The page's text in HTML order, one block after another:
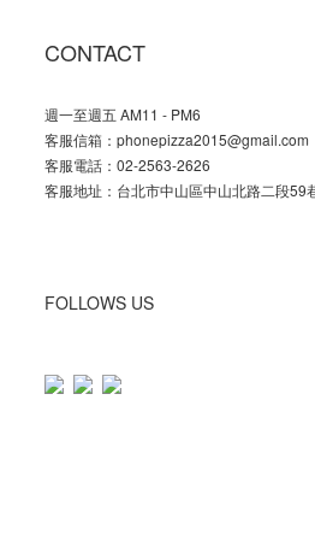
CONTACT
週一至週五 AM11 - PM6
客服信箱：phonepizza2015@gmail.com
客服電話：02-2563-2626
客服地址：台北市中山區中山北路二段59
FOLLOWS US